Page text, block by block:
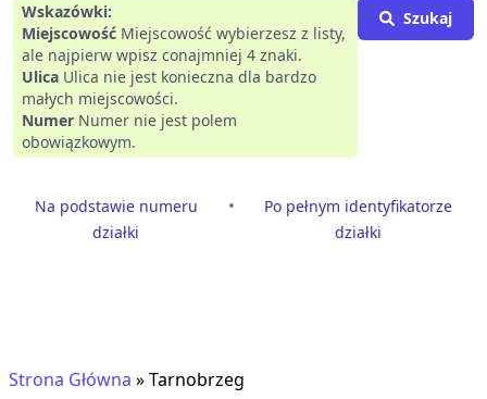
Wskazówki:
Miejscowość Miejscowość wybierzesz z listy,
ale najpierw wpisz conajmniej 4 znaki.
Ulica Ulica nie jest konieczna dla bardzo
małych miejscowości.
Numer Numer nie jest polem
obowiązkowym.
Szukaj
Na podstawie numeru
działki
•
Po pełnym identyfikatorze
działki
Strona Główna »Tarnobrzeg